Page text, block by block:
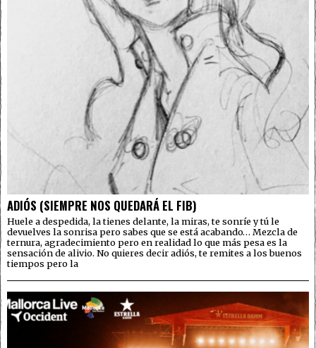
ADIÓS (SIEMPRE NOS QUEDARÁ EL FIB)
Huele a despedida, la tienes delante, la miras, te sonríe y tú le
devuelves la sonrisa pero sabes que se está acabando… Mezcla de
ternura, agradecimiento pero en realidad lo que más pesa es la
sensación de alivio. No quieres decir adiós, te remites a los buenos
tiempos pero la